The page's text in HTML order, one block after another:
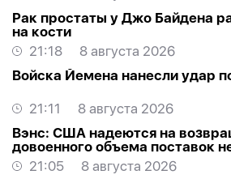
Рак простаты у Джо Байдена
на кости
21:18
8 августа 2026
Войска Йемена нанесли удар
21:11
8 августа 2026
Вэнс: США надеются на
довоенного объема поставок
Ормуз
21:05
8 августа 2026